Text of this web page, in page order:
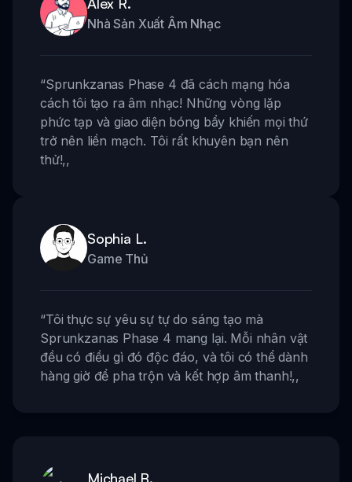
Alex R.
Nhà Sản Xuất Âm Nhạc
“Sprunkzanas Phase 4 đã cách mạng hóa
cách tôi tạo ra âm nhạc! Những vòng lặp
phức tạp và giao diện bóng bẩy khiến mọi thứ
trở nên liền mạch. Tôi rất khuyên bạn nên
thử!,,
Sophia L.
Game Thủ
“Tôi thực sự yêu sự tự do sáng tạo mà
Sprunkzanas Phase 4 mang lại. Mỗi nhân vật
đều có điều gì đó độc đáo, và tôi có thể dành
hàng giờ để pha trộn và kết hợp âm thanh!,,
Michael B.